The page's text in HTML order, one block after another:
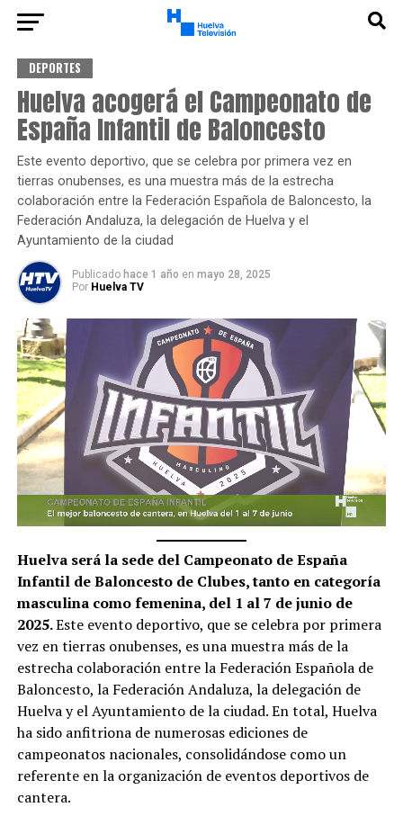
DEPORTES
Huelva acogerá el Campeonato de
España Infantil de Baloncesto
Este evento deportivo, que se celebra por primera vez en
tierras onubenses, es una muestra más de la estrecha
colaboración entre la Federación Española de Baloncesto, la
Federación Andaluza, la delegación de Huelva y el
Ayuntamiento de la ciudad
Publicado hace 1 año en mayo 28, 2025
Por Huelva TV
Huelva será la sede del Campeonato de España
Infantil de Baloncesto de Clubes, tanto en categoría
masculina como femenina, del 1 al 7 de junio de
2025.Este evento deportivo, que se celebra por primera
vez en tierras onubenses, es una muestra más de la
estrecha colaboración entre la Federación Española de
Baloncesto, la Federación Andaluza, la delegación de
Huelva y el Ayuntamiento de la ciudad. En total, Huelva
ha sido anfitriona de numerosas ediciones de
campeonatos nacionales, consolidándose como un
referente en la organización de eventos deportivos de
cantera.